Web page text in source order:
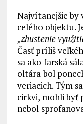
Najvítanejšie
celého objektu.
„zhustenie
Časť príliš
sa ako farská
oltára bol
veriacich. Tým
cirkvi, mohli byť
nebol